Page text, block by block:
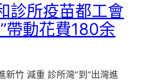
診所疫苗都工會
帶動花費180余
新竹 減重 診所灣”到“出灣進